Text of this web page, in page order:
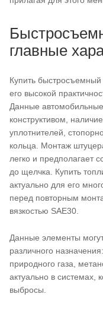
главные
Купить
его высокой
Данные
конструктивом,
уплотнителей,
кольца. Монтаж
легко и предполагает
до щелчка. Купить
актуально для его
перед повторным
вязкостью SAE30.
Данные элементы
различного
природного газа,
актуально в системах,
выбросы.